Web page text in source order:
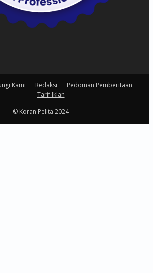
Kami Redaksi
Pedoman Pemberitaan
Tarif Iklan
© Koran Pelita 2024